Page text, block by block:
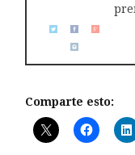
Comparte esto: